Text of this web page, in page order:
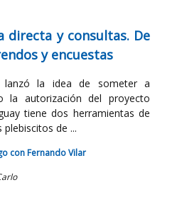
directa y consultas. De
y encuestas
lanzó la idea de someter a
la autorización del proyecto
tiene dos herramientas de
de ...
con Fernando Vilar